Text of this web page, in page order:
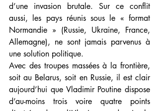
d’une invasion brutale. Sur ce conflit
aussi, les pays réunis sous le « format
Normandie » (Russie, Ukraine, France,
Allemagne), ne sont jamais parvenus à
une solution politique.
Avec des troupes massées à la frontière,
soit au Belarus, soit en Russie, il est clair
aujourd’hui que Vladimir Poutine dispose
d’au-moins trois voire quatre points